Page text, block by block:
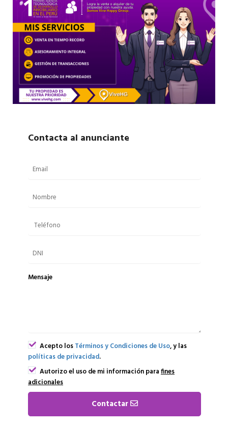
Contacta al anunciante
Mensaje
Acepto losTérminos y Condiciones de Uso, y las
políticas de privacidad.
Autorizo el uso de mi información parafines
adicionales
Contactar